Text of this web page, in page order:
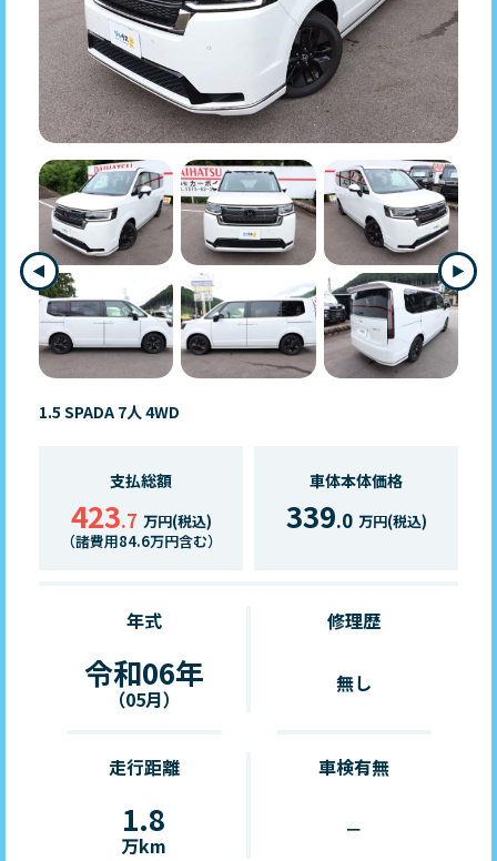
1.5 SPADA 7人 4WD
支払総額
423.7 万円(税込)
（諸費用84.6万円含む）
車体本体価格
339.0 万円(税込)
年式
令和06年
（05月）
修理歴
無し
走行距離
1.8
万km
車検有無
－